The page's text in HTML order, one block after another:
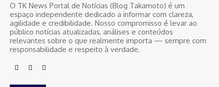
O TK News Portal de Notícias (Blog Takamoto) é um
espaço independente dedicado a informar com clareza,
agilidade e credibilidade. Nosso compromisso é levar ao
público notícias atualizadas, análises e conteúdos
relevantes sobre o que realmente importa — sempre com
responsabilidade e respeito à verdade.